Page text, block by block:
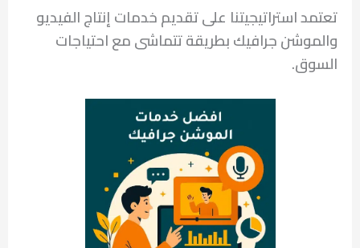
تعتمد استراتيجيتنا على تقديم خدمات إنتاج الفيديو
والموشن جرافيك بطريقة تتماشى مع احتياجات
السوق.